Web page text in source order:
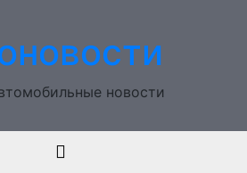
новости